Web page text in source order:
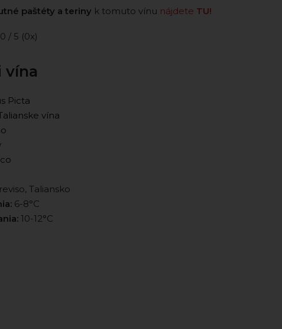
paštéty a teriny k tomuto vínu nájdete TU!
0 / 5 (0x)
vína
Picta
vína
Taliansko
6-8°C
10-12°C